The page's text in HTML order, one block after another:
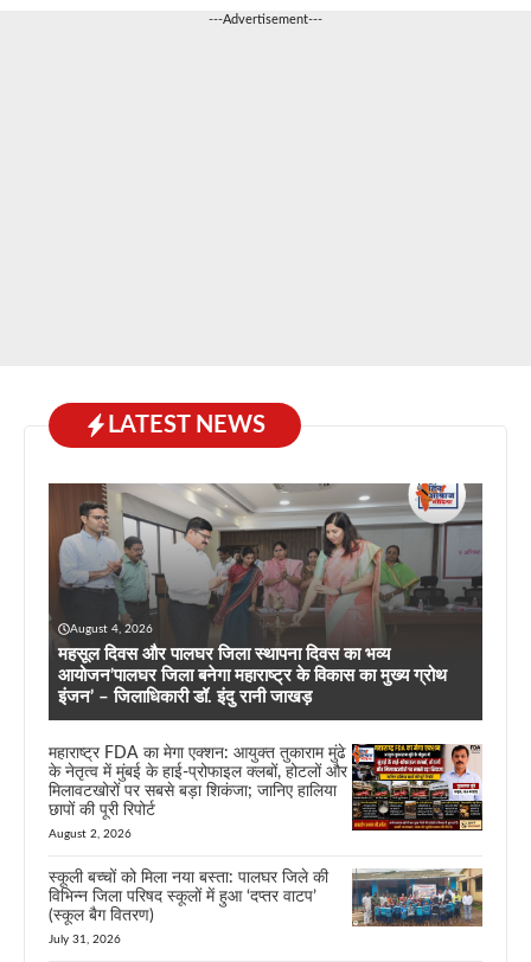
---Advertisement---
LATEST NEWS
August 4, 2026
महसूल दिवस और पालघर जिला स्थापना दिवस का भव्य
आयोजन’पालघर जिला बनेगा महाराष्ट्र के विकास का मुख्य ग्रोथ
इंजन’ – जिलाधिकारी डॉ. इंदु रानी जाखड़
महाराष्ट्र FDA का मेगा एक्शन: आयुक्त तुकाराम मुंढे
के नेतृत्व में मुंबई के हाई-प्रोफाइल क्लबों, होटलों और
मिलावटखोरों पर सबसे बड़ा शिकंजा; जानिए हालिया
छापों की पूरी रिपोर्ट
August 2, 2026
स्कूली बच्चों को मिला नया बस्ता: पालघर जिले की
विभिन्न जिला परिषद स्कूलों में हुआ ‘दप्तर वाटप’
(स्कूल बैग वितरण)
July 31, 2026